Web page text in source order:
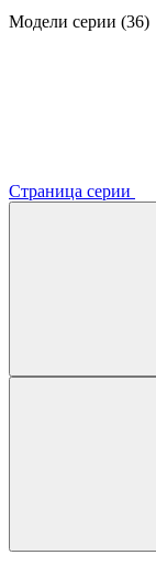
Модели серии (36)
Страница серии